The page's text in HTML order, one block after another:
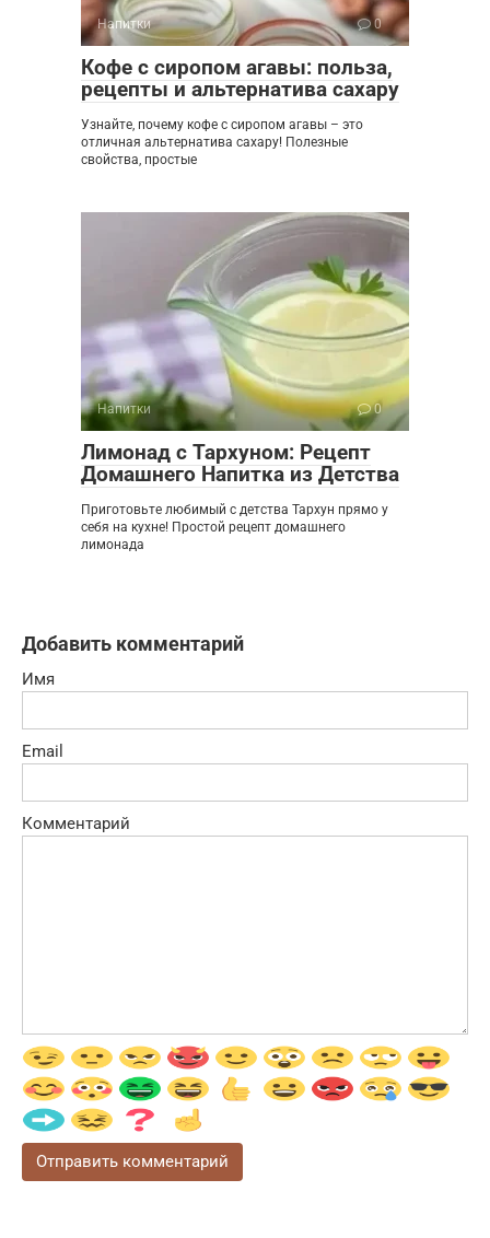
Напитки 0
Кофе с сиропом агавы: польза,
рецепты и альтернатива сахару
Узнайте, почему кофе с сиропом агавы – это
отличная альтернатива сахару! Полезные
свойства, простые
Напитки 0
Лимонад с Тархуном: Рецепт
Домашнего Напитка из Детства
Приготовьте любимый с детства Тархун прямо у
себя на кухне! Простой рецепт домашнего
лимонада
Добавить комментарий
Имя
Email
Комментарий